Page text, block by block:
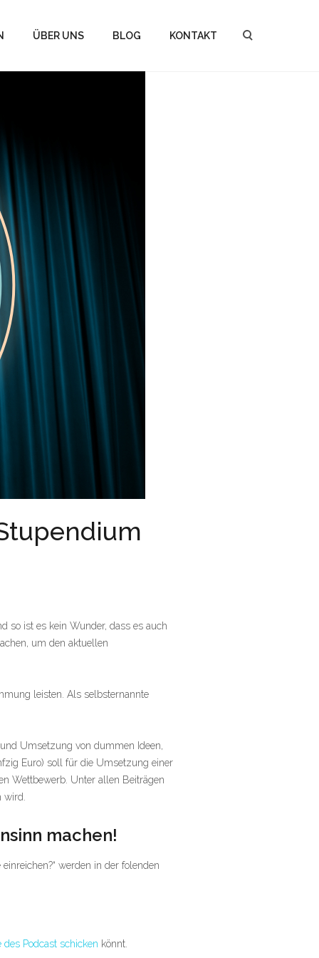
ÜBER UNS BLOG KONTAKT
so ist es kein Wunder, dass es auch
um den aktuellen
leisten. Als selbsternannte
Umsetzung von dummen Ideen,
Euro) soll für die Umsetzung einer
Wettbewerb. Unter allen Beiträgen
machen!
werden in der folenden
Podcast schicken könnt.